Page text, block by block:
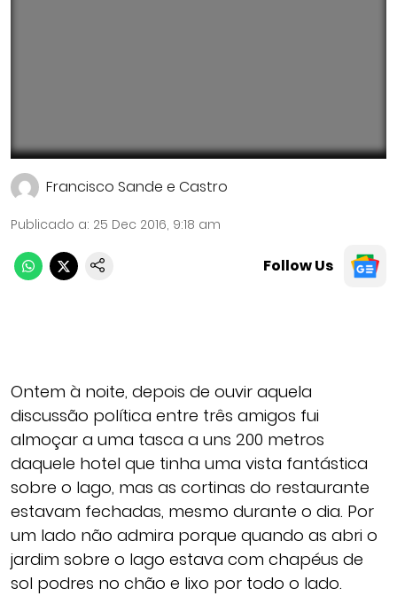
Francisco Sande e Castro
Publicado a: 25 Dec 2016, 9:18 am
Follow Us
Ontem à noite, depois de ouvir aquela
discussão política entre três amigos fui
almoçar a uma tasca a uns 200 metros
daquele hotel que tinha uma vista fantástica
sobre o lago, mas as cortinas do restaurante
estavam fechadas, mesmo durante o dia. Por
um lado não admira porque quando as abri o
jardim sobre o lago estava com chapéus de
sol podres no chão e lixo por todo o lado.